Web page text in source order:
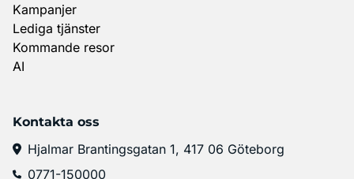
Kampanjer
Lediga tjänster
Kommande resor
AI
Kontakta oss
Hjalmar Brantingsgatan 1, 417 06 Göteborg
0771-150000